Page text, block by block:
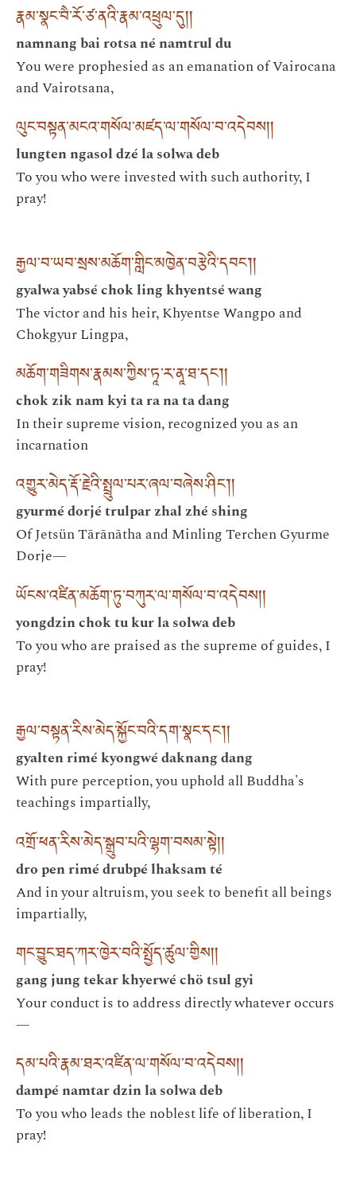
རྣམ་སྣང་བཻ་རོ་ཙ་ནའི་རྣམ་འཕྲུལ་དུ། །
namnang bai rotsa né namtrul du
You were prophesied as an emanation of Vairocana
and Vairotsana,
ལུང་བསྟན་མངའ་གསོལ་མཛད་ལ་གསོལ་བ་འདེབས། །
lungten ngasol dzé la solwa deb
To you who were invested with such authority, I
pray!
རྒྱལ་བ་ཡབ་སྲས་མཆོག་གླིང་མཁྱེན་བརྩེའི་དབང༌། །
gyalwa yabsé chok ling khyentsé wang
The victor and his heir, Khyentse Wangpo and
Chokgyur Lingpa,
མཆོག་གཟིགས་རྣམས་ཀྱིས་ཏཱ་ར་ནཱ་ཐ་དང༌། །
chok zik nam kyi ta ra na ta dang
In their supreme vision, recognized you as an
incarnation
འགྱུར་མེད་རྡོ་རྗེའི་སྤྲུལ་པར་ཞལ་བཞེས་ཤིང༌། །
gyurmé dorjé trulpar zhal zhé shing
Of Jetsün Tārānātha and Minling Terchen Gyurme
Dorje—
ཡོངས་འཛིན་མཆོག་ཏུ་བཀུར་ལ་གསོལ་བ་འདེབས། །
yongdzin chok tu kur la solwa deb
To you who are praised as the supreme of guides, I
pray!
རྒྱལ་བསྟན་རིས་མེད་སྐྱོང་བའི་དག་སྣང་དང༌། །
gyalten rimé kyongwé daknang dang
With pure perception, you uphold all Buddha's
teachings impartially,
འགྲོ་ཕན་རིས་མེད་སྒྲུབ་པའི་ལྷག་བསམ་སྟེ། །
dro pen rimé drubpé lhaksam té
And in your altruism, you seek to benefit all beings
impartially,
གང་བྱུང་ཐད་ཀར་ཁྱེར་བའི་སྤྱོད་ཚུལ་གྱིས། །
gang jung tekar khyerwé chö tsul gyi
Your conduct is to address directly whatever occurs
—
དམ་པའི་རྣམ་ཐར་འཛིན་ལ་གསོལ་བ་འདེབས། །
dampé namtar dzin la solwa deb
To you who leads the noblest life of liberation, I
pray!